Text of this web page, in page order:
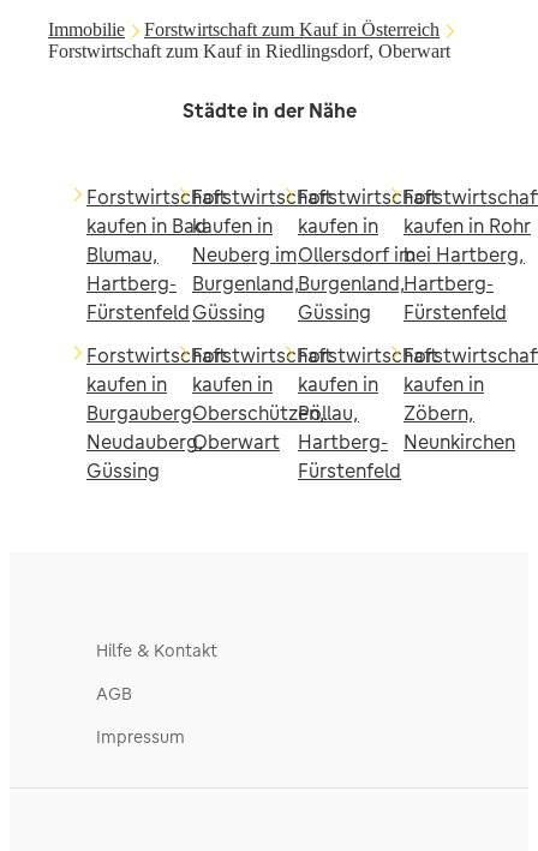
Immobilie
Forstwirtschaft zum Kauf in Österreich
Forstwirtschaft zum Kauf in Riedlingsdorf, Oberwart
Städte in der Nähe
Forstwirtschaft
kaufen in Bad
Blumau,
Hartberg-
Fürstenfeld
Forstwirtschaft
kaufen in
Burgauberg-
Neudauberg,
Güssing
Forstwirtschaft
kaufen in
Neuberg im
Burgenland,
Güssing
Forstwirtschaft
kaufen in
Oberschützen,
Oberwart
Forstwirtschaft
kaufen in
Ollersdorf im
Burgenland,
Güssing
Forstwirtschaft
kaufen in
Pöllau,
Hartberg-
Fürstenfeld
kaufen in Rohr
bei Hartberg,
Hartberg-
Fürstenfeld
kaufen in
Zöbern,
Neunkirchen
Hilfe & Kontakt
AGB
Impressum